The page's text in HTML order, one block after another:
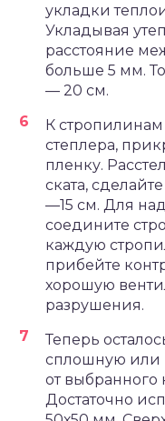
укладки
Укладывая
расстояние
больше 5 мм.
— 20 см.
К
степлера,
пленку.
ската,
—15 см. Для
соедините
каждую
прибейте
хорошую
разрушения.
Теперь
сплошную или
от выбранного
Достаточно